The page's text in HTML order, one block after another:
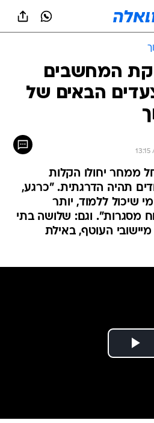
המחשבים
הבאים של
ממחר יחולו הקלות
תהיה הדרגתית. "כרגע,
שיכול ללמוד, יותר
לפתוח מסגרות". וגם: שלושה בתי
העוטף, באילת